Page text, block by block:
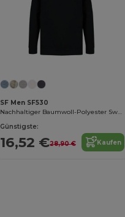
SF Men SF530
Nachhaltiger Baumwoll-Polyester Sweatshirt
Günstigste:
16,52 €28,90 € Kaufen